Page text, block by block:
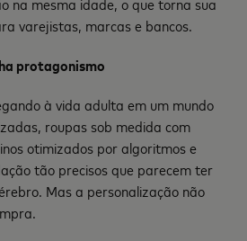
varejistas, marcas e bancos.
protagonismo
à vida adulta em um mundo
roupas sob medida com
otimizados por algoritmos e
tão precisos que parecem ter
Mas a personalização não